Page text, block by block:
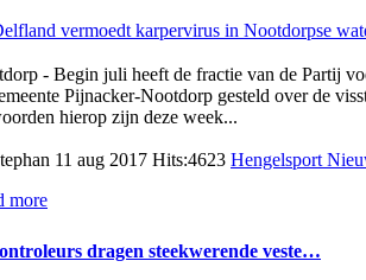
- Begin juli heeft de fractie van de Partij
Pijnacker-Nootdorp gesteld over de
hierop zijn deze week...
11 aug 2017 Hits:4623 Hengelsport
more
dragen steekwerende veste…